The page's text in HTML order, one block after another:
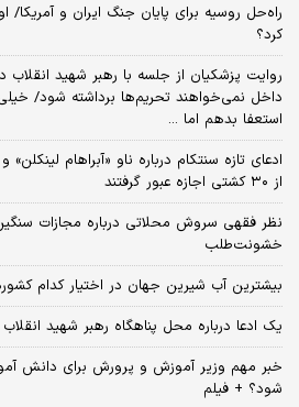
راه‌حل روسیه برای پایان جنگ ایران و آمریکا/
کرد؟
روایت پزشکیان از جلسه با رهبر شهید انقلاب
داخل نمی‌خواهند تحریم‌ها برداشته شود/
استعفا بدهم اما ...
ادعای تازه سنتکام درباره ناو «آبراهام
از ۳۰ کشتی اجازه عبور گرفتند
نظر فقهی سروش محلاتی درباره مجازات
خشونت‌طلب
بیشترین آب شیرین جهان در اختیار کدام
یک ادعا درباره محل پناهگاه‌ رهبر شهید
خبر مهم وزیر آموزش و پرورش برای دانش
شود؟ + فیلم